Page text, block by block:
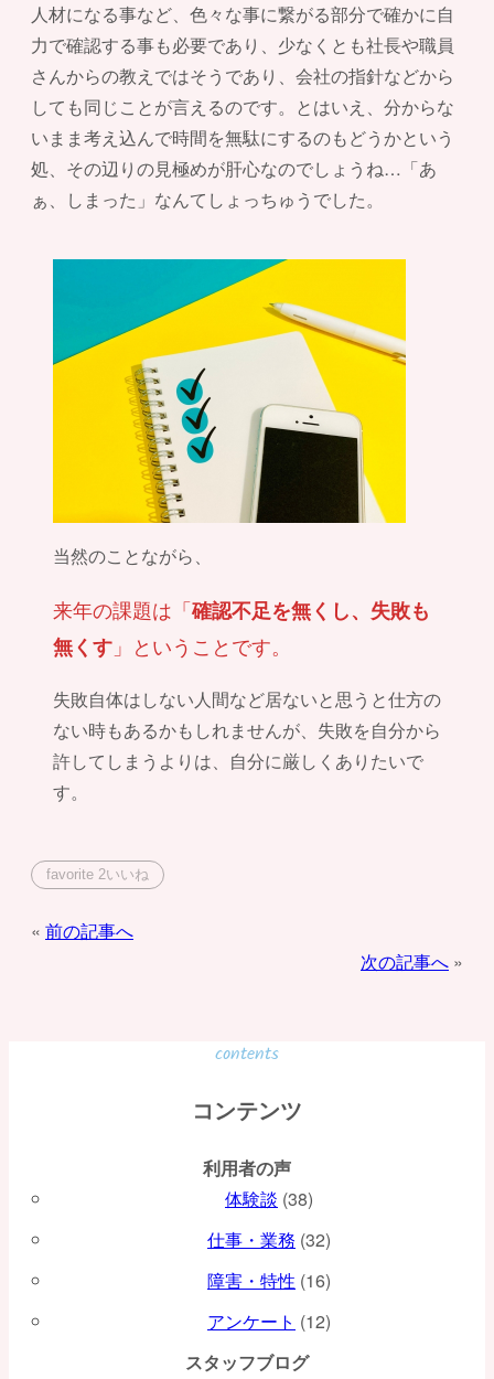
人材になる事など、色々な事に繋がる部分で確かに自
力で確認する事も必要であり、少なくとも社長や職員
さんからの教えではそうであり、会社の指針などから
しても同じことが言えるのです。とはいえ、分からな
いまま考え込んで時間を無駄にするのもどうかという
処、その辺りの見極めが肝心なのでしょうね…「あ
ぁ、しまった」なんてしょっちゅうでした。
当然のことながら、
来年の課題は「確認不足を無くし、失敗も
無くす 」ということです。
失敗自体はしない人間など居ないと思うと仕方の
ない時もあるかもしれませんが、失敗を自分から
許してしまうよりは、自分に厳しくありたいで
す。
favorite 2いいね
投
ョ
ン
前の記事へ
次の記事へ
contents
コンテンツ
利用者の声
体験談 (38)
仕事・業務 (32)
障害・特性 (16)
アンケート (12)
スタッフブログ